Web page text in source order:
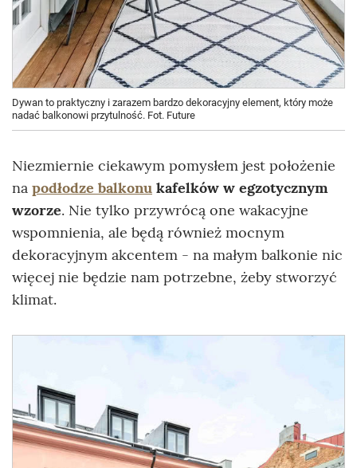
Dywan to praktyczny i zarazem bardzo dekoracyjny element, który może
nadać balkonowi przytulność. Fot. Future
Niezmiernie ciekawym pomysłem jest położenie
na podłodze balkonu kafelków w egzotycznym
wzorze. Nie tylko przywrócą one wakacyjne
wspomnienia, ale będą również mocnym
dekoracyjnym akcentem - na małym balkonie nic
więcej nie będzie nam potrzebne, żeby stworzyć
klimat.